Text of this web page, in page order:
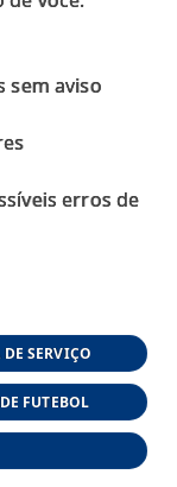
sem aviso
erros de
DE SERVIÇO
FUTEBOL